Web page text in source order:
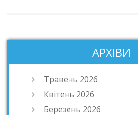
АРХІВИ
Травень 2026
Квітень 2026
Березень 2026